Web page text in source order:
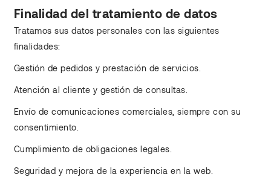
Finalidad del tratamiento de datos
Tratamos sus datos personales con las siguientes
finalidades:
Gestión de pedidos y prestación de servicios.
Atención al cliente y gestión de consultas.
Envío de comunicaciones comerciales, siempre con su
consentimiento.
Cumplimiento de obligaciones legales.
Seguridad y mejora de la experiencia en la web.